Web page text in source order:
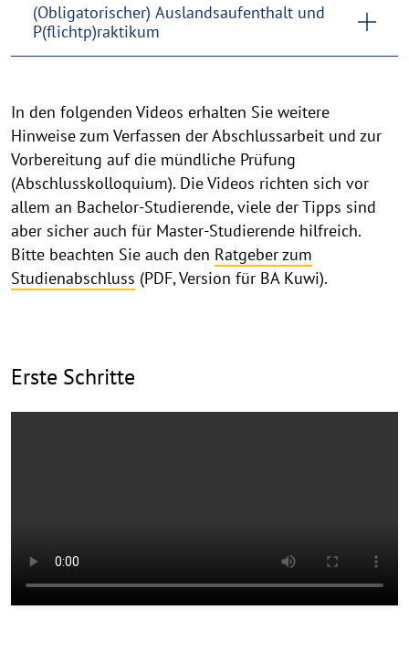
(Obligatorischer) Auslandsaufenthalt und
P(flichtp)raktikum
In den folgenden Videos erhalten Sie weitere
Hinweise zum Verfassen der Abschlussarbeit und zur
Vorbereitung auf die mündliche Prüfung
(Abschlusskolloquium). Die Videos richten sich vor
allem an Bachelor-Studierende, viele der Tipps sind
aber sicher auch für Master-Studierende hilfreich.
Bitte beachten Sie auch den Ratgeber zum
Studienabschluss (PDF, Version für BA Kuwi).
Support-
Videos
Erste Schritte